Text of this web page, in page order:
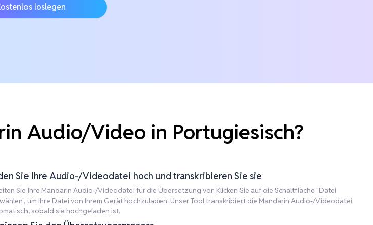
loslegen
Audio/Video in Portugiesisch?
Sie Ihre Audio-/Videodatei hoch und transkribieren Sie sie
Sie Ihre Mandarin Audio-/Videodatei für die Übersetzung vor. Klicken Sie auf die Schaltfläche "Datei
um Ihre Datei von Ihrem Gerät hochzuladen. Unser Tool transkribiert die Mandarin Audio-/Videodatei
sobald sie hochgeladen ist.